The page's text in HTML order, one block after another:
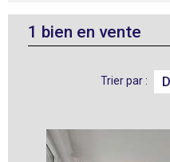
1 bien en vente
Trier par :